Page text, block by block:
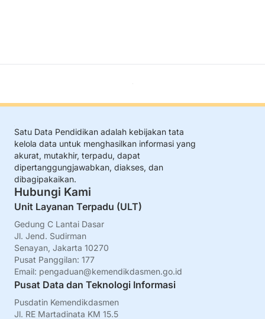
Satu Data Pendidikan adalah kebijakan tata
kelola data untuk menghasilkan informasi yang
akurat, mutakhir, terpadu, dapat
dipertanggungjawabkan, diakses, dan
dibagipakaikan.
Hubungi Kami
Unit Layanan Terpadu (ULT)
Gedung C Lantai Dasar
Jl. Jend. Sudirman
Senayan, Jakarta 10270
Pusat Panggilan: 177
Email: pengaduan@kemendikdasmen.go.id
Pusat Data dan Teknologi Informasi
Pusdatin Kemendikdasmen
Jl. RE Martadinata KM 15.5